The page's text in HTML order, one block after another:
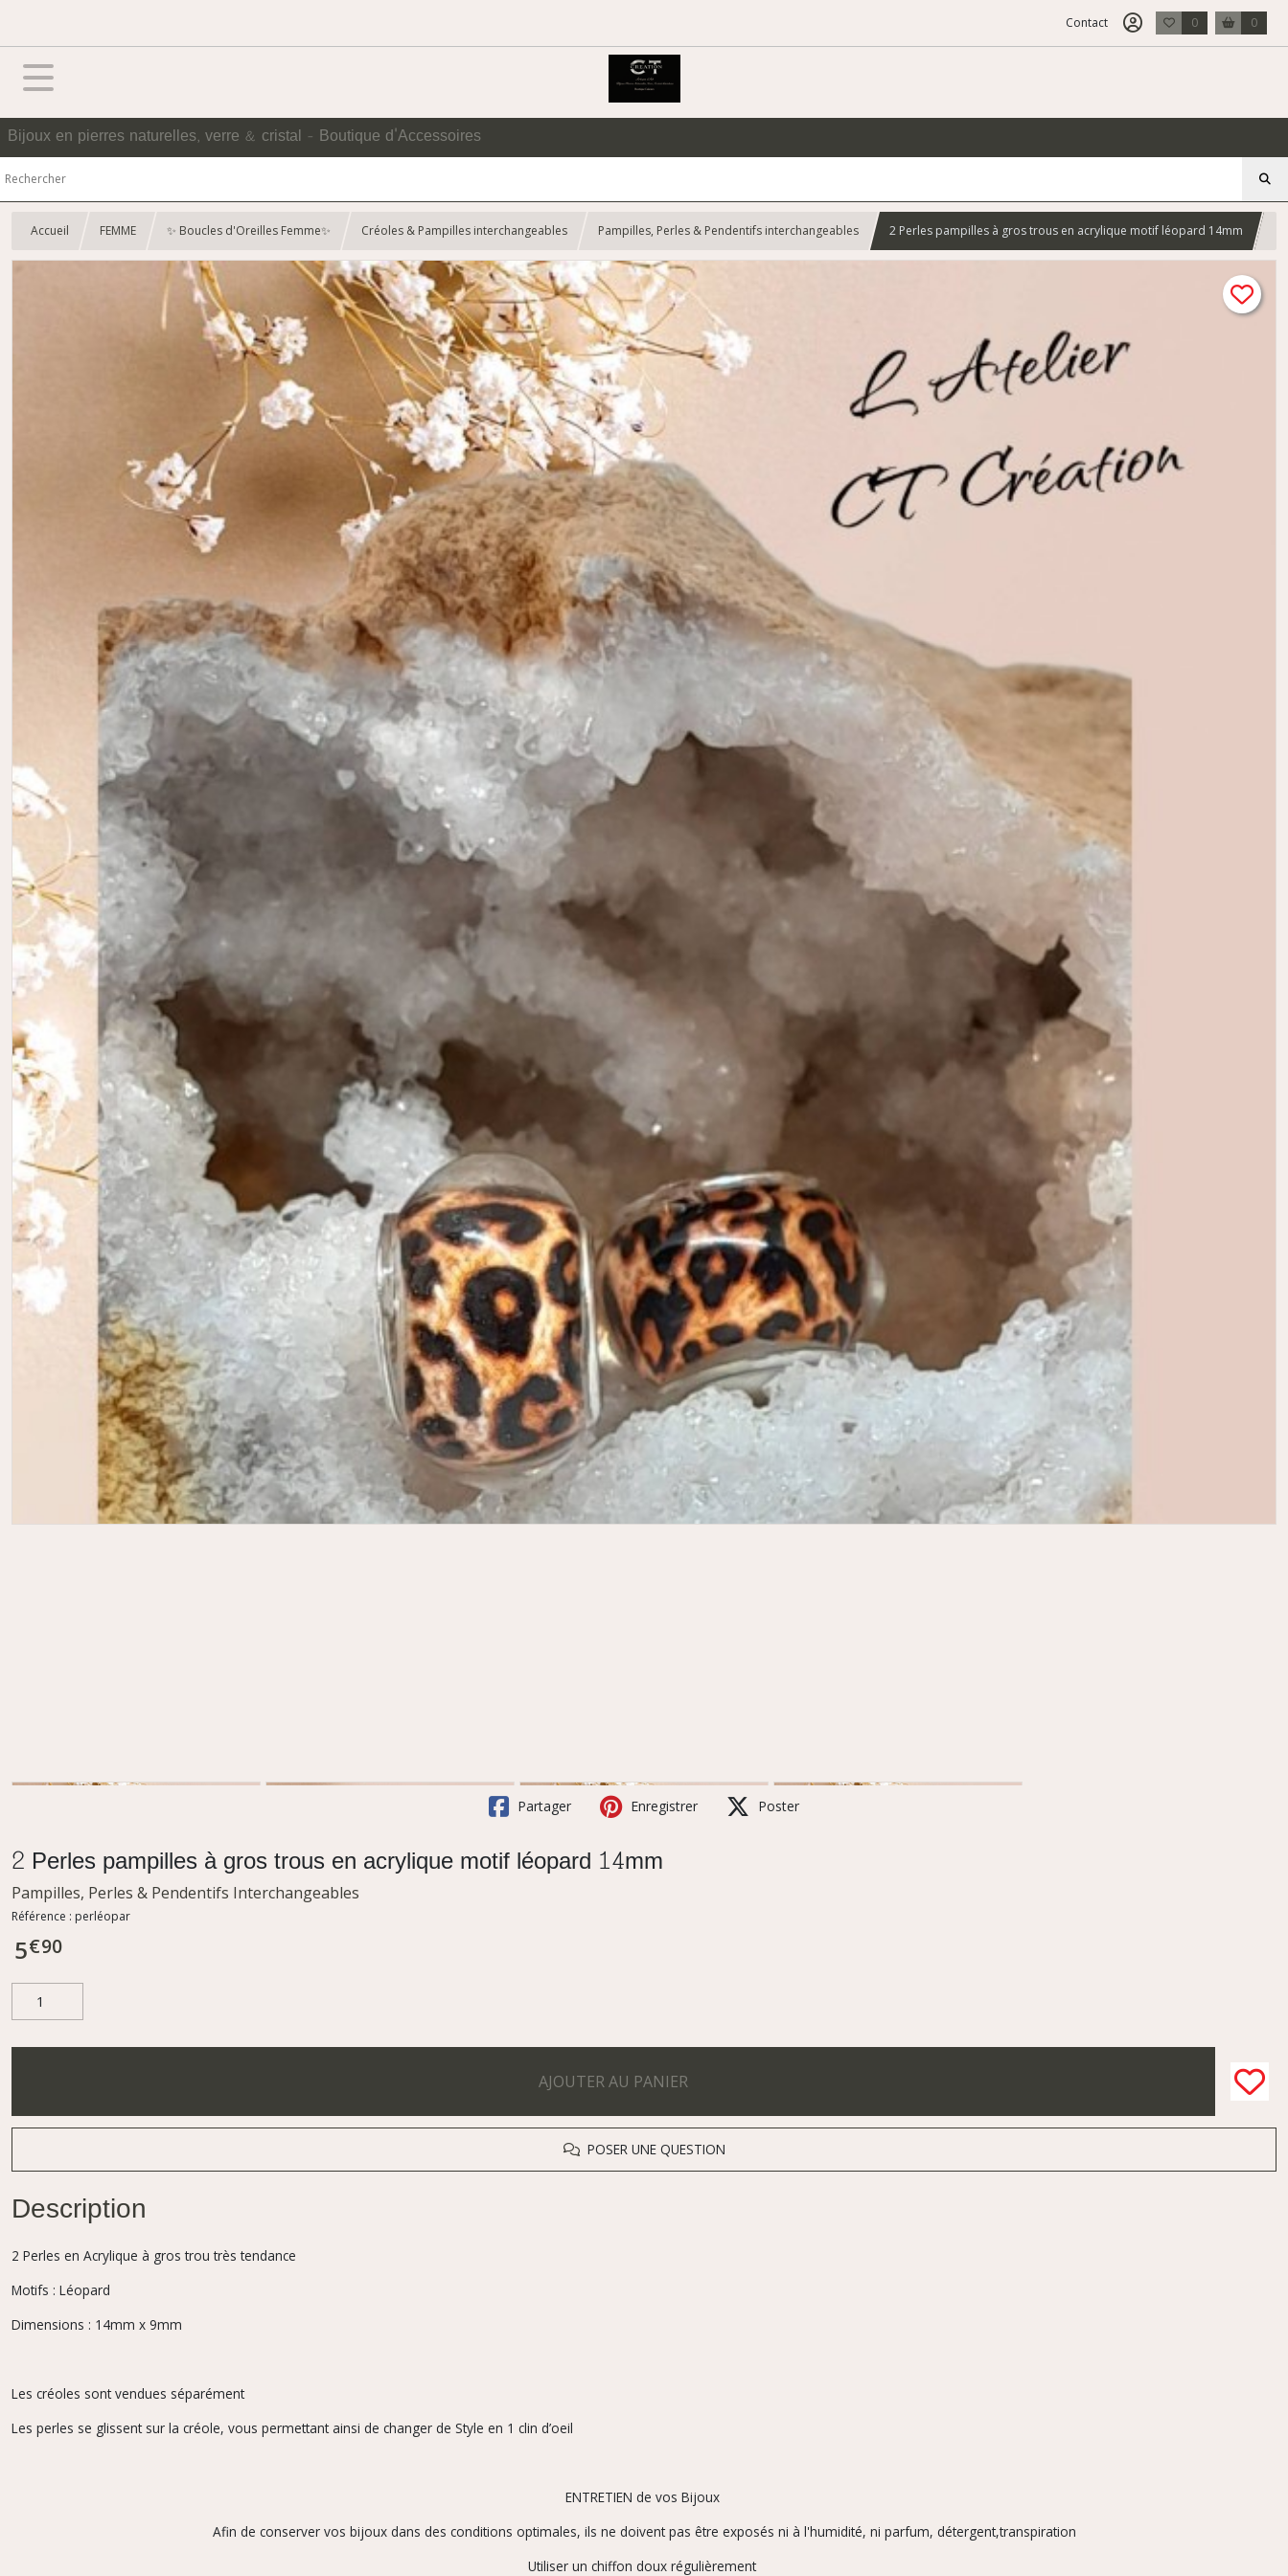
Contact 0 0
Bijoux en pierres naturelles, verre & cristal - Boutique d'Accessoires
Accueil FEMME ✨ Boucles d'Oreilles Femme✨ Créoles & Pampilles interchangeables Pampilles, Perles & Pendentifs interchangeables 2 Perles pampilles à gros trous en acrylique motif léopard 14mm
Partager Enregistrer Poster
2 Perles pampilles à gros trous en acrylique motif léopard 14mm
Pampilles, Perles & Pendentifs Interchangeables
Référence : perléopar
5€90
AJOUTER AU PANIER
POSER UNE QUESTION
Description
2 Perles en Acrylique à gros trou très tendance
Motifs : Léopard
Dimensions : 14mm x 9mm
Les créoles sont vendues séparément
Les perles se glissent sur la créole, vous permettant ainsi de changer de Style en 1 clin d’oeil
ENTRETIEN de vos Bijoux
Afin de conserver vos bijoux dans des conditions optimales, ils ne doivent pas être exposés ni à l'humidité, ni parfum, détergent,transpiration
Utiliser un chiffon doux régulièrement